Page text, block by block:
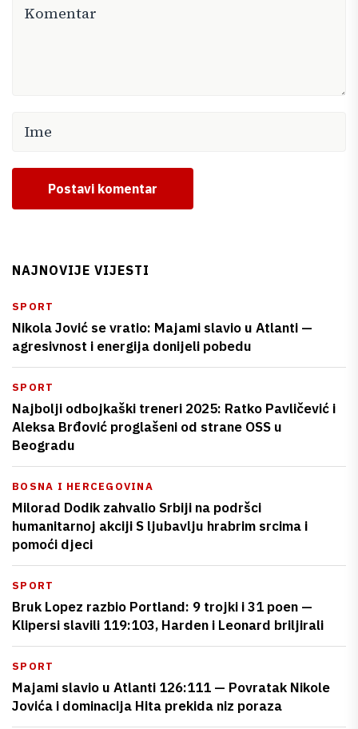
Postavi komentar
NAJNOVIJE VIJESTI
SPORT
Nikola Jović se vratio: Majami slavio u Atlanti —
agresivnost i energija donijeli pobedu
SPORT
Najbolji odbojkaški treneri 2025: Ratko Pavličević i
Aleksa Brđović proglašeni od strane OSS u
Beogradu
BOSNA I HERCEGOVINA
Milorad Dodik zahvalio Srbiji na podršci
humanitarnoj akciji S ljubavlju hrabrim srcima i
pomoći djeci
SPORT
Bruk Lopez razbio Portland: 9 trojki i 31 poen —
Klipersi slavili 119:103, Harden i Leonard briljirali
SPORT
Majami slavio u Atlanti 126:111 — Povratak Nikole
Jovića i dominacija Hita prekida niz poraza